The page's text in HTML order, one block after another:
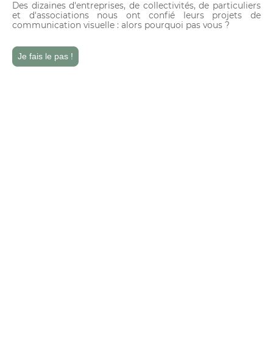
Des dizaines d'entreprises, de collectivités, de particuliers
et d'associations nous ont confié leurs projets de
communication visuelle : alors pourquoi pas vous ?
Je fais le pas !